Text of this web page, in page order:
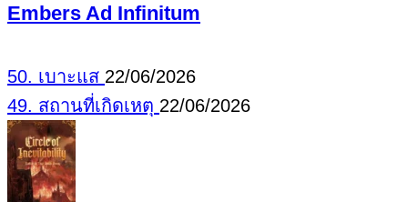
Embers Ad Infinitum
50. เบาะแส 22/06/2026
49. สถานที่เกิดเหตุ 22/06/2026